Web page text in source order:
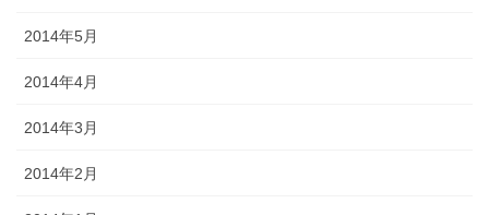
2014年5月
2014年4月
2014年3月
2014年2月